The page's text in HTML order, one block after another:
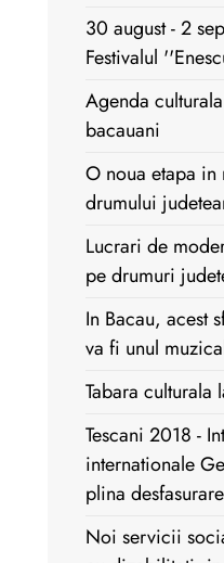
30 august - 2
Festivalul
Agenda
bacauani
O noua etapa in
drumului
Lucrari de
pe drumuri
In Bacau, acest
va fi unul
Tabara culturala
Tescani 2018 -
internationale
plina desfasurare
Noi servicii